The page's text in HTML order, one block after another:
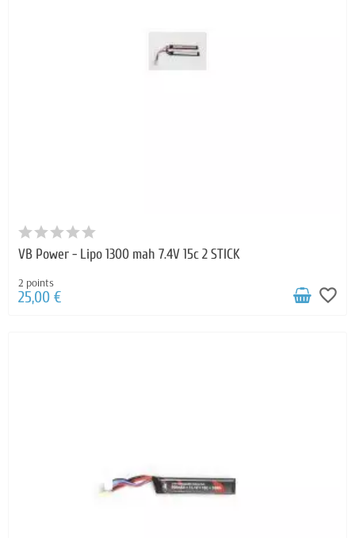
VB Power - Lipo 1300 mah 7.4V 15c 2 STICK
2 points
25,00 € favorite_border